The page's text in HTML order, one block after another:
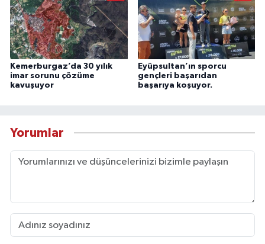
Kemerburgaz’da 30 yılık
imar sorunu çözüme
kavuşuyor
Eyüpsultan’ın sporcu
gençleri başarıdan
başarıya koşuyor.
Yorumlar